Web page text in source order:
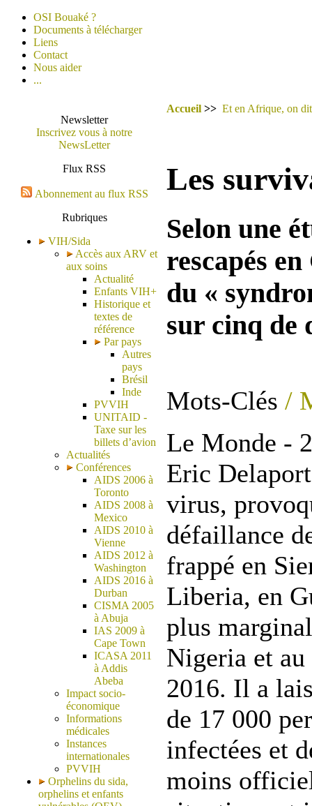
OSI Bouaké ?
Documents à télécharger
Liens
Contact
Nous aider
...
Newsletter
Inscrivez vous à notre
NewsLetter
Flux RSS
Abonnement au flux RSS
Rubriques
VIH/Sida
Accès aux ARV et
aux soins
Actualité
Enfants VIH+
Historique et
textes de
référence
Par pays
Autres
pays
Brésil
Inde
PVVIH
UNITAID -
Taxe sur les
billets d’avion
Actualités
Conférences
AIDS 2006 à
Toronto
AIDS 2008 à
Mexico
AIDS 2010 à
Vienne
AIDS 2012 à
Washington
AIDS 2016 à
Durban
CISMA 2005
à Abuja
IAS 2009 à
Cape Town
ICASA 2011
à Addis
Abeba
Impact socio-
économique
Informations
médicales
Instances
internationales
PVVIH
Orphelins du sida,
orphelins et enfants
Accueil >> Et en Afrique, on
Les
Selon une
rescapés
du «
sur cinq de
Mots-Clés /
Le Monde -
Eric
virus,
défaillance
frappé en
Liberia, en
plus
Nigeria et au
2016. Il a
de 17 000
infectées et
moins